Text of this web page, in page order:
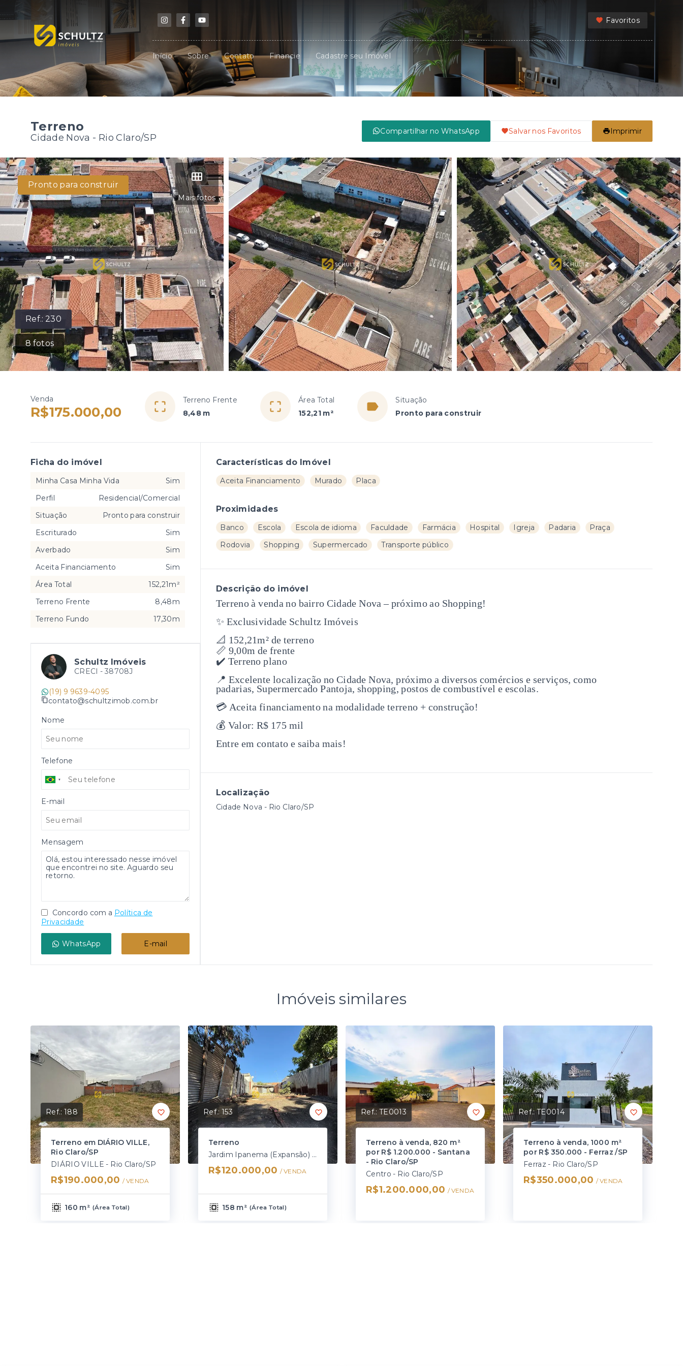
Favoritos
Início Sobre Contato Financie Cadastre seu Imóvel
Terreno
Cidade Nova - Rio Claro/SP
Compartilhar no WhatsApp Salvar nos Favoritos Imprimir
Ref.:230
8 fotos
Mais fotos
Pronto para construir
Venda
R$175.000,00
Terreno Frente
8,48 m
Área Total
152,21 m²
Situação
Pronto para construir
Características do Imóvel
Aceita Financiamento Murado Placa
Proximidades
Banco Escola Escola de idioma Faculdade Farmácia Hospital Igreja Padaria
Praça
Rodovia
Shopping Supermercado Transporte público
Descrição do imóvel
Terreno à venda no bairro Cidade Nova – próximo ao Shopping!
✨ Exclusividade Schultz Imóveis
📐 152,21m² de terreno
📏 9,00m de frente
✔️ Terreno plano
📍 Excelente localização no Cidade Nova, próximo a diversos comércios e serviços, como
padarias, Supermercado Pantoja, shopping, postos de combustível e escolas.
💳 Aceita financiamento na modalidade terreno + construção!
💰 Valor: R$ 175 mil
Entre em contato e saiba mais!
Localização
Cidade Nova - Rio Claro/SP
Ficha do imóvel
Minha Casa Minha Vida
Sim
Perfil
Residencial/Comercial
Situação
Pronto para construir
Escriturado
Sim
Averbado
Sim
Aceita Financiamento
Sim
Área Total
152,21m²
Terreno Frente
8,48m
Terreno Fundo
17,30m
Schultz Imóveis
CRECI - 38708J
(19) 9 9639-4095
contato@schultzimob.com.br
Nome
Telefone
E-mail
Mensagem
Concordo com a Política de
Privacidade
WhatsApp E-mail
Imóveis similares
Ref.:188
Terreno em DIÁRIO VILLE,
Rio Claro/SP
DIÁRIO VILLE - Rio Claro/SP
R$190.000,00 / VENDA
160 m² (Área Total)
Ref.:153
Terreno
Jardim Ipanema (Expansão) - Rio Claro/SP
R$120.000,00 / VENDA
158 m² (Área Total)
Ref.:TE0013
Terreno à venda, 820 m²
por R$ 1.200.000 - Santana
- Rio Claro/SP
Centro - Rio Claro/SP
R$1.200.000,00 / VENDA
Ref.:TE0014
Terreno à venda, 1000 m²
por R$ 350.000 - Ferraz /SP
Ferraz - Rio Claro/SP
R$350.000,00 / VENDA